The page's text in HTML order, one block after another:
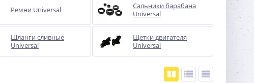
Ремни Universal
Сальники барабана
Universal
Шланги сливные
Universal
Щетки двигателя
Universal